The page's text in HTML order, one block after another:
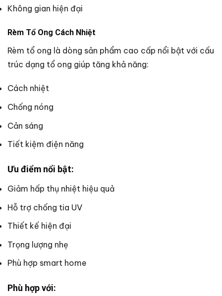
Không gian hiện đại
Rèm Tổ Ong Cách Nhiệt
Rèm tổ ong là dòng sản phẩm cao cấp nổi bật với cấu
trúc dạng tổ ong giúp tăng khả năng:
Cách nhiệt
Chống nóng
Cản sáng
Tiết kiệm điện năng
Ưu điểm nổi bật:
Giảm hấp thụ nhiệt hiệu quả
Hỗ trợ chống tia UV
Thiết kế hiện đại
Trọng lượng nhẹ
Phù hợp smart home
Phù hợp với: